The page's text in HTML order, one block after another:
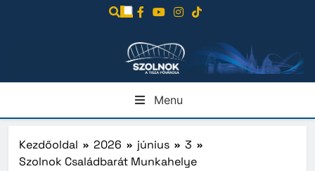
Menu
Kezdőoldal 2026 június
3
Szolnok Családbarát Munkahelye